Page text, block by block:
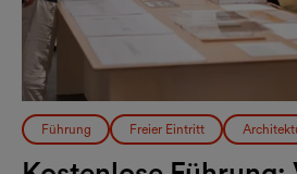
Führung Freier Eintritt